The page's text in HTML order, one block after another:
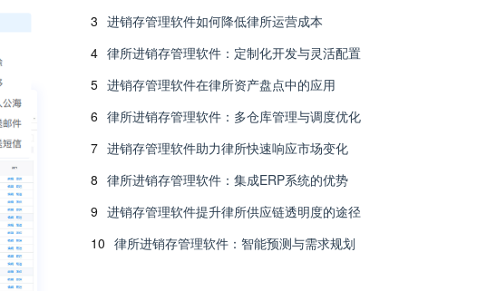
3 进销存管理软件如何降低律所运营成本
4 律所进销存管理软件：定制化开发与灵活配置
5 进销存管理软件在律所资产盘点中的应用
6 律所进销存管理软件：多仓库管理与调度优化
7 进销存管理软件助力律所快速响应市场变化
8 律所进销存管理软件：集成ERP系统的优势
9 进销存管理软件提升律所供应链透明度的途径
10 律所进销存管理软件：智能预测与需求规划